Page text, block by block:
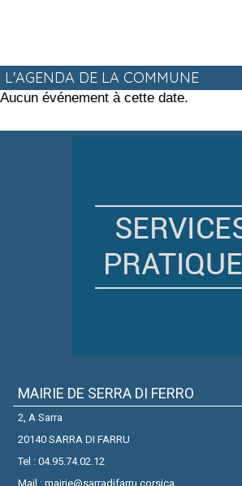
L'AGENDA DE LA COMMUNE
Aucun événement à cette date.
MAIRIE DE SERRA DI FERRO
2, A Sarra
20140 SARRA DI FARRU
Tel : 04.95.74.02.12
Mail : mairie@sarradifarru.corsica